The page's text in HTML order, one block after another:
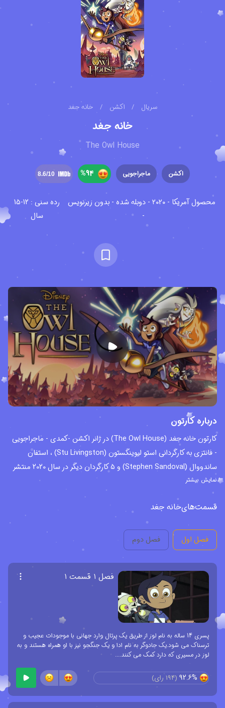
سریال / اکشن / خانه جغد
خانه جغد
The Owl House
اکشن ماجراجویی 94
%
8.6/10
محصول آمریکا - ۲۰۲۰ - دوبله شده - بدون زیرنویس
-
رده سنی : 12-15
سال
درباره کارتون
کارتون خانه جغد (The Owl House) در ژانر اکشن -کمدی - ماجراجویی
- فانتزی به کارگردانی استو لیوینگستون (Stu Livingston) ، استفان
ساندووال (Stephen Sandoval) و 5 کارگردان دیگر در سال 2020 منتشر
شد و تاکنون (نوامبر سال 2021) دو فصل از این مجموعه انیمیشنی منتشر
شده است. این انیمیشن سریالی محصول مشترک کشورهای مکزیک،
ساخته شده و فصل سوم آن متشکل از سه قسمت ویژه است که به زودی
منتشر خواهد شد و آخرین فصل از این کارتون محسوب می شود.
انیمیشن خانه جغد در وب سایت آی اِم دی بی - بانک اطلاعات اینترنتی
فیلم ها (IMDB) موفق به کسب امتیاز 8.2 از 10 شده و از بازیگران -
صداپیشگان آن می توان به سارا نیکول رابلز (Sarah-Nicole Robles) ،
اشاره کرد. این انیمیشن بسیار زیبا توسط استودیو تله مادرید
(TeleMadrid) ، استودیو انیمیشن سازی والت دیزنی (Disney
Television Animation) و 2 کمپانی واستودیو دیگر تولید و توسط کانال
دیزنی (Disney Channel) و سرویس ویدیویی دیزنی پلاس (Disney+) در
کشورهای بریتانیا، آمریکا و 4 کشور دیگر منتشر و پخش شد. بعد از انتشار
هر قسمت از این مجموعه انیمیشنی در کانال رسمی کمپانی دیزنی در وب
نمایش بیشتر
قسمت‌هایخانه جغد
فصل اول فصل دوم
فصل ۱ قسمت ۱
پسری 14 ساله به نام لوز از طریق یک پرتال وارد جهانی با موجودات عجیب و
ترسناک می شود.یک جادوگر به نام ادا و یک جنگجو نیز با او همراه هستند و به
لوز در مسیری که دارد کمک می کنند....
92.6%
(
194 رای)